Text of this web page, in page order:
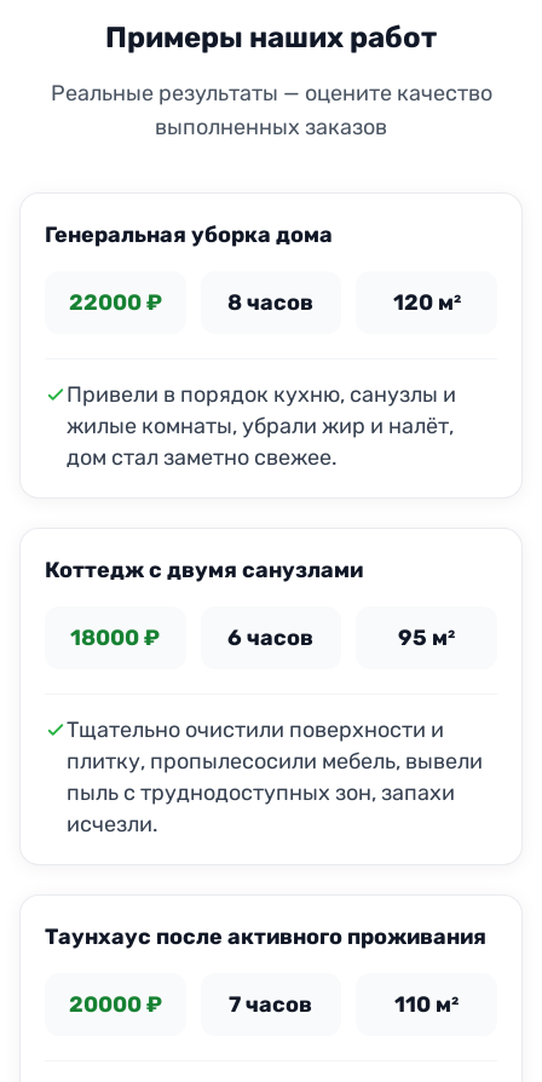
Примеры наших работ
Реальные результаты — оцените качество
выполненных заказов
Генеральная уборка дома
22000 ₽ 8 часов 120 м²
Привели в порядок кухню, санузлы и
жилые комнаты, убрали жир и налёт,
дом стал заметно свежее.
Коттедж с двумя санузлами
18000 ₽ 6 часов 95 м²
Тщательно очистили поверхности и
плитку, пропылесосили мебель, вывели
пыль с труднодоступных зон, запахи
исчезли.
Таунхаус после активного проживания
20000 ₽ 7 часов 110 м²